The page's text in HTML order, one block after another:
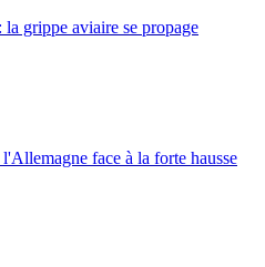
grippe aviaire se propage
face à la forte hausse